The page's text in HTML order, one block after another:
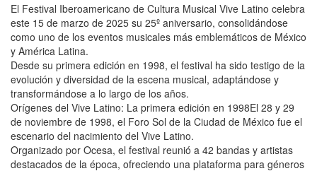
El Festival Iberoamericano de Cultura Musical Vive Latino celebra
este 15 de marzo de 2025 su 25º aniversario, consolidándose
como uno de los eventos musicales más emblemáticos de México
y América Latina.
Desde su primera edición en 1998, el festival ha sido testigo de la
evolución y diversidad de la escena musical, adaptándose y
transformándose a lo largo de los años.
Orígenes del Vive Latino: La primera edición en 1998El 28 y 29
de noviembre de 1998, el Foro Sol de la Ciudad de México fue el
escenario del nacimiento del Vive Latino.
Organizado por Ocesa, el festival reunió a 42 bandas y artistas
destacados de la época, ofreciendo una plataforma para géneros